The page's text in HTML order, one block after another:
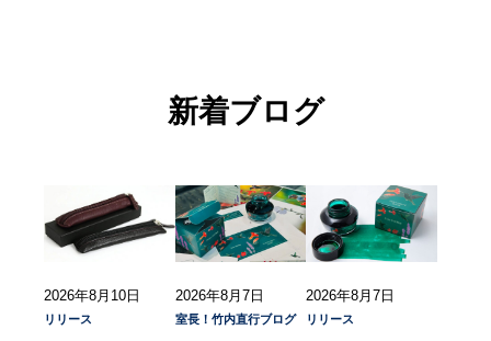
新着ブログ
2026年8月10日
リリース
2026年8月7日
室長！竹内直行ブログ
2026年8月7日
リリース